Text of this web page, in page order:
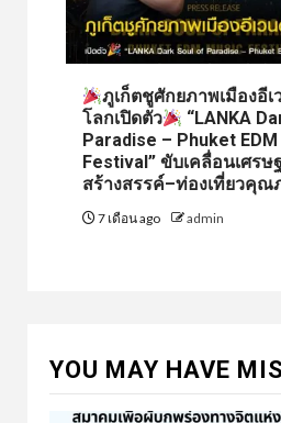
ภูเก็ตชูศักยภาพเมืองอี
โลกเปิดตัว
“LANKA
Paradise – Phuket
Festival” ขับเคลื่อนเศรษ
สร้างสรรค์–ท่องเที่ยวคุณ
7 เดือน ago admin
YOU MAY HAVE